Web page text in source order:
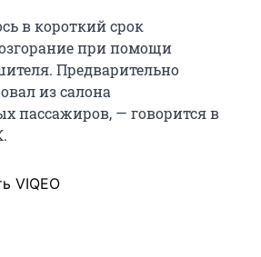
в короткий срок
при помощи
Предварительно
из салона
пассажиров, — говорится в
VIQEO